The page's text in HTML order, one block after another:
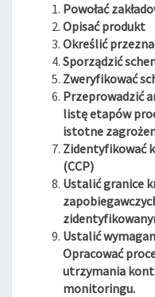
Powołać
Opisać produkt
Określić
Sporządzić
Zweryfikować
Przeprowadzić
listę etapów
istotne
Zidentyfikować
(CCP)
Ustalić granice
Ustalić
Opracować
utrzymania
monitoringu.